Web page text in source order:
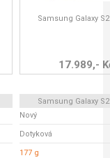
Samsung Galaxy
17.989,-
Samsung Galaxy
Nový
Dotyková
177 g